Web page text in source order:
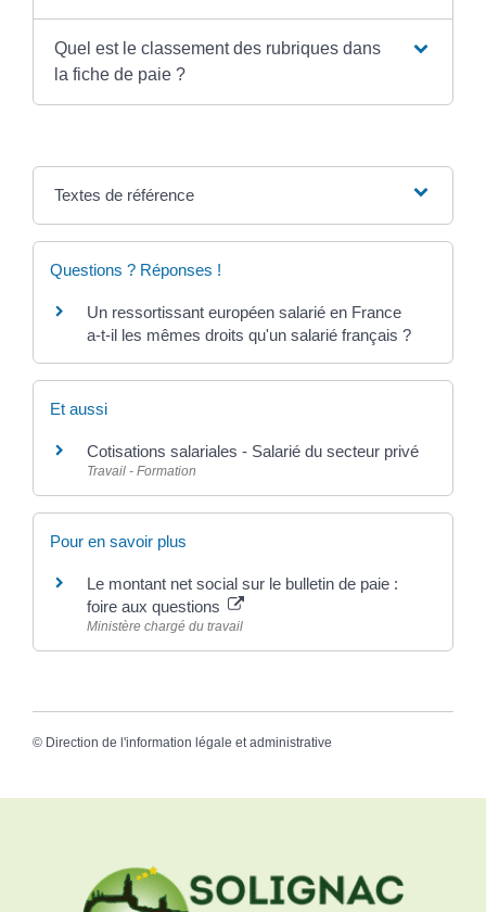
Quel est le classement des rubriques dans
la fiche de paie ?
Textes de référence
Questions ? Réponses !
Un ressortissant européen salarié en France
a-t-il les mêmes droits qu'un salarié français ?
Et aussi
Cotisations salariales - Salarié du secteur privé
Travail - Formation
Pour en savoir plus
Le montant net social sur le bulletin de paie :
foire aux questions
Ministère chargé du travail
© Direction de l'information légale et administrative